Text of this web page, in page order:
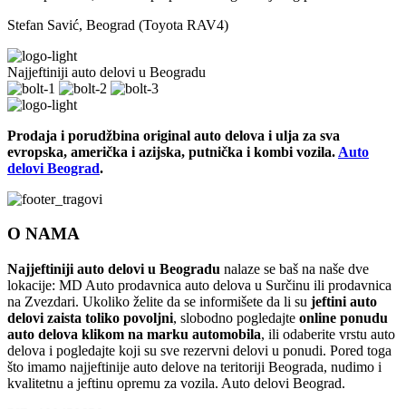
Stefan Savić, Beograd (Toyota RAV4)
Najjeftiniji auto delovi u Beogradu
Prodaja i porudžbina original auto delova i ulja za sva
evropska, američka i azijska, putnička i kombi vozila. Auto
delovi Beograd.
O NAMA
Najjeftiniji auto delovi u Beogradu nalaze se baš na naše dve
lokacije: MD Auto prodavnica auto delova u Surčinu ili prodavnica
na Zvezdari. Ukoliko želite da se informišete da li su jeftini auto
delovi zaista toliko povoljni, slobodno pogledajte online ponudu
auto delova klikom na marku automobila, ili odaberite vrstu auto
delova i pogledajte koji su sve rezervni delovi u ponudi. Pored toga
što imamo najjeftinije auto delove na teritoriji Beograda, nudimo i
kvalitetnu a jeftinu opremu za vozila. Auto delovi Beograd.